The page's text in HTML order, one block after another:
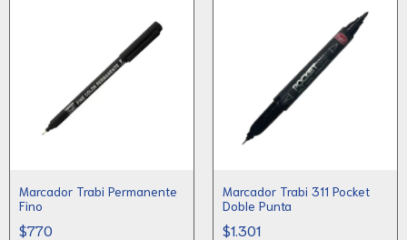
Marcador Trabi Permanente
Fino
$770
Marcador Trabi 311 Pocket
Doble Punta
$1.301